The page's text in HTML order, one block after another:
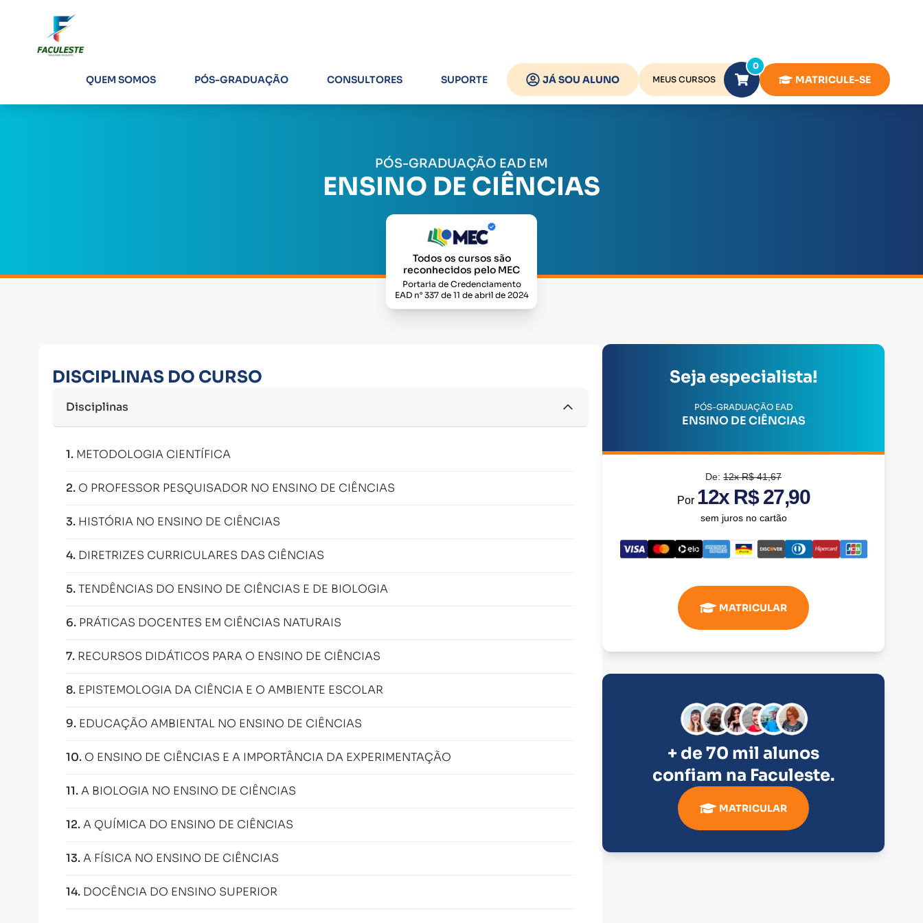
QUEM SOMOS PÓS-GRADUAÇÃO CONSULTORES SUPORTE JÁ SOU ALUNO MEUS CURSOS
0
MATRICULE-SE
PÓS-GRADUAÇÃO EAD EM
ENSINO DE CIÊNCIAS
Todos os cursos são
reconhecidos pelo MEC
Portaria de Credenciamento
EAD n° 337 de 11 de abril de 2024
DISCIPLINAS DO CURSO
Disciplinas
1. METODOLOGIA CIENTÍFICA
2. O PROFESSOR PESQUISADOR NO ENSINO DE CIÊNCIAS
3. HISTÓRIA NO ENSINO DE CIÊNCIAS
4. DIRETRIZES CURRICULARES DAS CIÊNCIAS
5.TENDÊNCIAS DO ENSINO DE CIÊNCIAS E DE BIOLOGIA
6. PRÁTICAS DOCENTES EM CIÊNCIAS NATURAIS
7. RECURSOS DIDÁTICOS PARA O ENSINO DE CIÊNCIAS
8. EPISTEMOLOGIA DA CIÊNCIA E O AMBIENTE ESCOLAR
9. EDUCAÇÃO AMBIENTAL NO ENSINO DE CIÊNCIAS
10. O ENSINO DE CIÊNCIAS E A IMPORTÂNCIA DA EXPERIMENTAÇÃO
11.A BIOLOGIA NO ENSINO DE CIÊNCIAS
12.A QUÍMICA DO ENSINO DE CIÊNCIAS
13.A FÍSICA NO ENSINO DE CIÊNCIAS
14. DOCÊNCIA DO ENSINO SUPERIOR
Seja especialista!
PÓS-GRADUAÇÃO EAD
ENSINO DE CIÊNCIAS
De:12x R$ 41,67
Por 12x R$ 27,90
sem juros no cartão
MATRICULAR
+ de 70 mil alunos
confiam na Faculeste.
MATRICULAR